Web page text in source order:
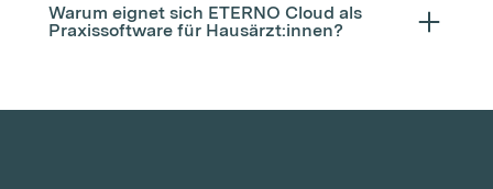
Warum eignet sich ETERNO Cloud als
Praxissoftware für Hausärzt:innen?